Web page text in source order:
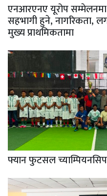
एनआरएनए यूरोप सम्मेलनमा
सहभागी हुने, नागरिकता,
मुख्य प्राथमिकतामा
फ्यान फुटसल